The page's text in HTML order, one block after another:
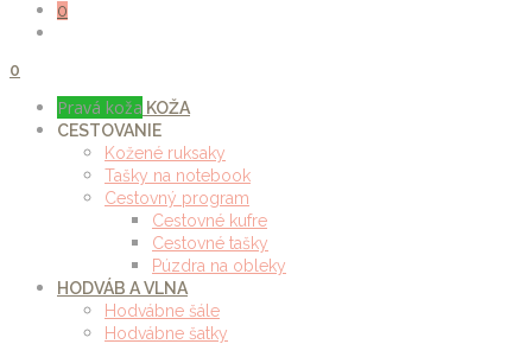
0
0
Pravá koža KOŽA
CESTOVANIE
Kožené ruksaky
Tašky na notebook
Cestovný program
Cestovné kufre
Cestovné tašky
Púzdra na obleky
HODVÁB A VLNA
Hodvábne šále
Hodvábne šatky